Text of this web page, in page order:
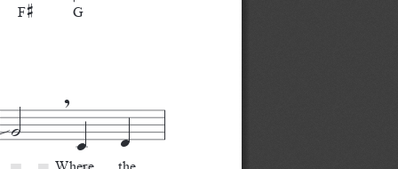
F# G
̇ œ œ
Where   the